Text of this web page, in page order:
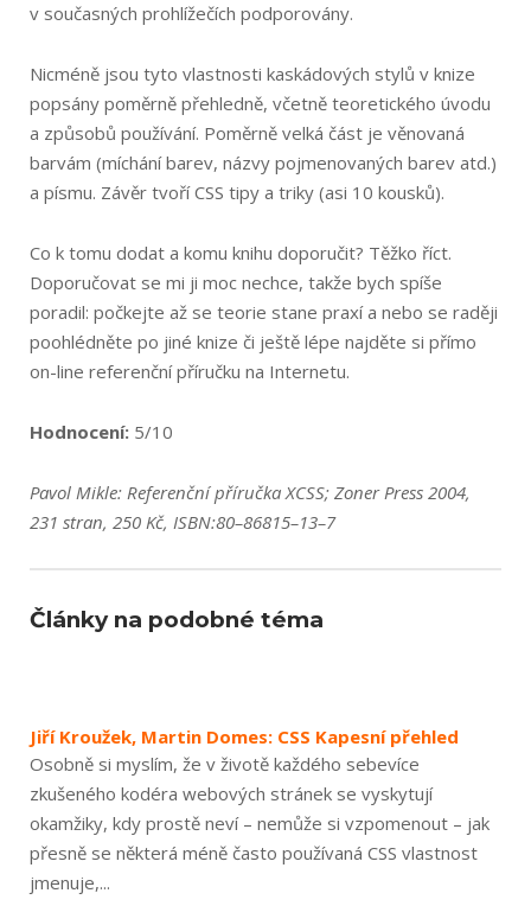
v současných prohlížečích podporovány.
Nicméně jsou tyto vlastnosti kaskádových stylů v knize
popsány poměrně přehledně, včetně teoretického úvodu
a způsobů používání. Poměrně velká část je věnovaná
barvám (míchání barev, názvy pojmenovaných barev atd.)
a písmu. Závěr tvoří CSS tipy a triky (asi 10 kousků).
Co k tomu dodat a komu knihu doporučit? Těžko říct.
Doporučovat se mi ji moc nechce, takže bych spíše
poradil: počkejte až se teorie stane praxí a nebo se raději
poohlédněte po jiné knize či ještě lépe najděte si přímo
on-line referenční příručku na Internetu.
Hodnocení: 5/10
Pavol Mikle: Referenční příručka XCSS; Zoner Press 2004,
231 stran, 250 Kč, ISBN:80–86815–13–7
Články na podobné téma
Jiří Kroužek, Martin Domes: CSS Kapesní přehled
Osobně si myslím, že v životě každého sebevíce
zkušeného kodéra webových stránek se vyskytují
okamžiky, kdy prostě neví – nemůže si vzpomenout – jak
přesně se některá méně často používaná CSS vlastnost
jmenuje,...